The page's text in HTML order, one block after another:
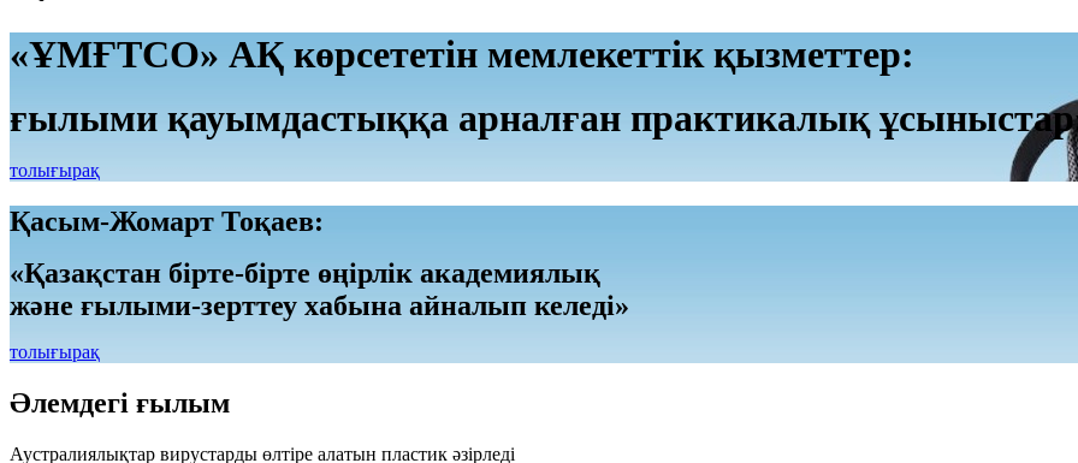
«ҰМҒТСО» АҚ көрсететін мемлекеттік қызметтер:
ғылыми қауымдастыққа арналған практикалық
толығырақ
Қасым-Жомарт Тоқаев:
«Қазақстан бірте-бірте өңірлік академиялық
және ғылыми-зерттеу хабына айналып келеді»
толығырақ
Әлемдегі ғылым
Аустралиялықтар вирустарды өлтіре алатын пластик әзірледі